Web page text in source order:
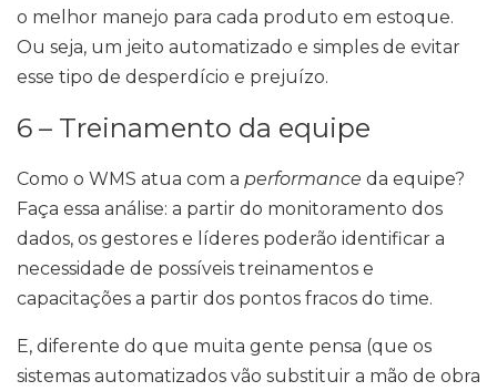
o melhor manejo para cada produto em estoque.
Ou seja, um jeito automatizado e simples de evitar
esse tipo de desperdício e prejuízo.
6 – Treinamento da equipe
Como o WMS atua com a performance da equipe?
Faça essa análise: a partir do monitoramento dos
dados, os gestores e líderes poderão identificar a
necessidade de possíveis treinamentos e
capacitações a partir dos pontos fracos do time.
E, diferente do que muita gente pensa (que os
sistemas automatizados vão substituir a mão de obra